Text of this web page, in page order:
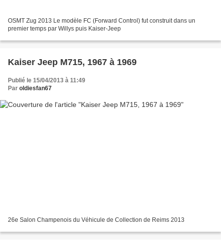
OSMT Zug 2013 Le modèle FC (Forward Control) fut construit dans un
premier temps par Willys puis Kaiser-Jeep
Kaiser Jeep M715, 1967 à 1969
Publié le 15/04/2013 à 11:49
Par oldiesfan67
26e Salon Champenois du Véhicule de Collection de Reims 2013